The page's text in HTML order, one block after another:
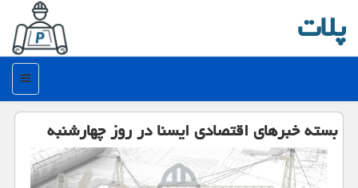
پلات
منو
بسته خبرهای اقتصادی ایسنا در روز چهارشنبه